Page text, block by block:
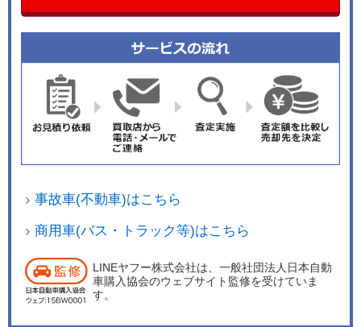
事故車(不動車)はこちら
商用車(バス・トラック等)はこちら
LINEヤフー株式会社は、一般社団法人日本自動
車購入協会のウェブサイト監修を受けていま
す。